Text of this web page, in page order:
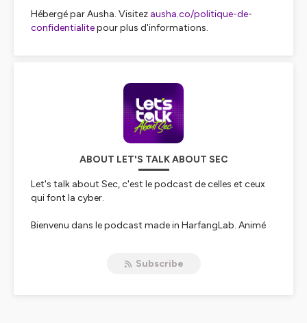
Hébergé par Ausha. Visitez ausha.co/politique-de-
confidentialitepour plus d'informations.
ABOUT LET'S TALK ABOUT SEC
Let's talk about Sec, c'est le podcast de celles et ceux
qui font la cyber.
Bienvenu dans le podcast made in HarfangLab. Animé
aux témoignages d’experts cyber aux profils variés. Au
Subscribe